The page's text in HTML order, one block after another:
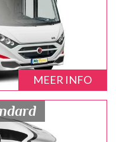
MEER INFO